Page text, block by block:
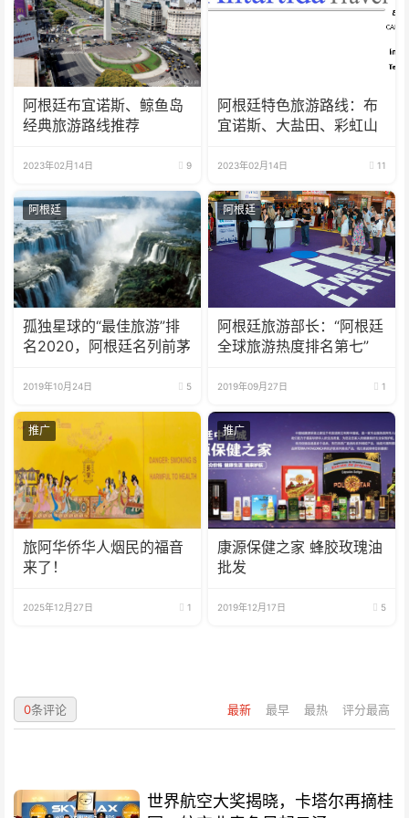
阿根廷布宜诺斯、鲸鱼岛
经典旅游路线推荐
2023年02月14日 9
阿根廷特色旅游路线：布
宜诺斯、大盐田、彩虹山
2023年02月14日 11
阿根廷
孤独星球的“最佳旅游”排
名2020，阿根廷名列前茅
2019年10月24日 5
阿根廷
阿根廷旅游部长：“阿根廷
全球旅游热度排名第七”
2019年09月27日 1
推广
旅阿华侨华人烟民的福音
来了！
2025年12月27日 1
推广
康源保健之家 蜂胶玫瑰油
批发
2019年12月17日 5
最新 最早 最热 评分最高
0条评论
世界航空大奖揭晓，卡塔尔再摘桂